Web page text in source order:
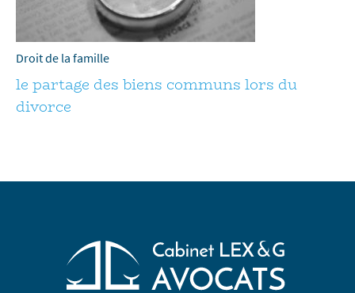
Droit de la famille
le partage des biens communs lors du
divorce